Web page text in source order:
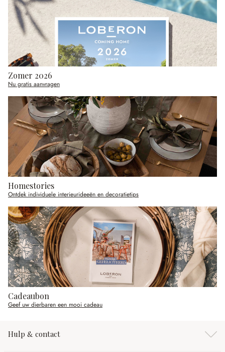
Zomer 2026
Nu gratis aanvragen
Homestories
Ontdek individuele interieurideeën en decoratietips
Cadeaubon
Geef uw dierbaren een mooi cadeau
Hulp & contact